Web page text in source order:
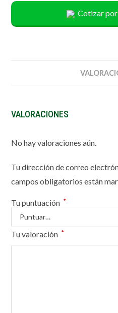
Cotizar por
VALORACIONES
No hay valoraciones aún.
Tu dirección de correo
campos obligatorios están
Tu puntuación *
Tu valoración *